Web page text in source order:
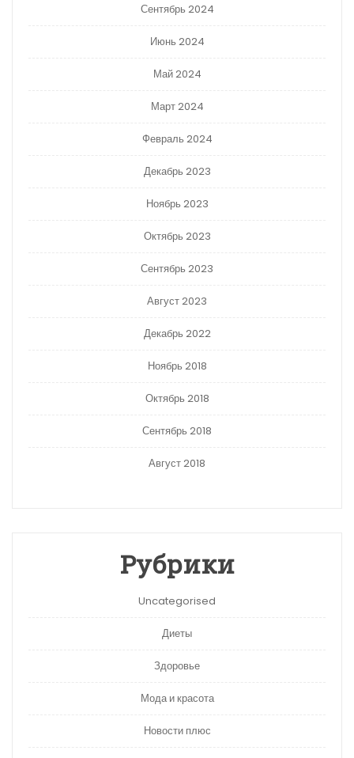
Сентябрь 2024
Июнь 2024
Май 2024
Март 2024
Февраль 2024
Декабрь 2023
Ноябрь 2023
Октябрь 2023
Сентябрь 2023
Август 2023
Декабрь 2022
Ноябрь 2018
Октябрь 2018
Сентябрь 2018
Август 2018
Рубрики
Uncategorised
Диеты
Здоровье
Мода и красота
Новости плюс